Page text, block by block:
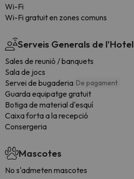
Wi-Fi
Wi-Fi gratuit en zones comuns
Serveis Generals de l'Hotel
Sales de reunió / banquets
Sala de jocs
Servei de bugaderia De pagament
Guarda equipatge gratuit
Botiga de material d'esquí
Caixa forta a la recepció
Consergeria
Mascotes
No s'admeten mascotes